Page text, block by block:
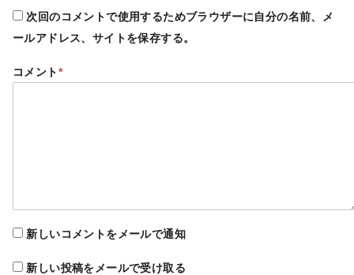
次回のコメントで使用するためブラウザーに自分の名前、メ
ールアドレス、サイトを保存する。
コメント*
新しいコメントをメールで通知
新しい投稿をメールで受け取る